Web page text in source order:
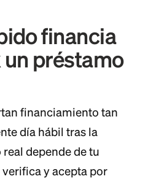
financia
un préstamo
financiamiento tan
día hábil tras la
depende de tu
y acepta por